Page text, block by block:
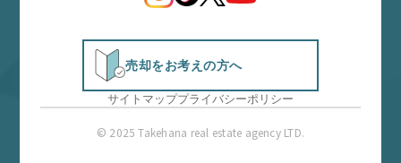
無料お問い合わせはこちら
売却をお考えの方へ
サイトマッププライバシーポリシー
© 2025 Takehana real estate agency LTD.